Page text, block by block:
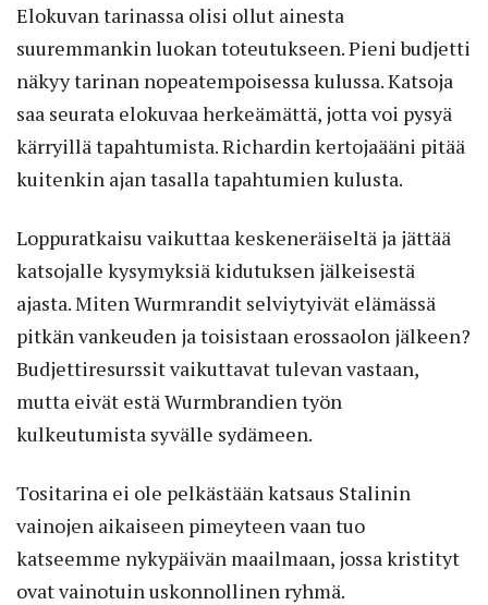
Elokuvan tarinassa olisi ollut ainesta
suuremmankin luokan toteutukseen. Pieni budjetti
näkyy tarinan nopeatempoisessa kulussa. Katsoja
saa seurata elokuvaa herkeämättä, jotta voi pysyä
kärryillä tapahtumista. Richardin kertojaääni pitää
kuitenkin ajan tasalla tapahtumien kulusta.
Loppuratkaisu vaikuttaa keskeneräiseltä ja jättää
katsojalle kysymyksiä kidutuksen jälkeisestä
ajasta. Miten Wurmrandit selviytyivät elämässä
pitkän vankeuden ja toisistaan erossaolon jälkeen?
Budjettiresurssit vaikuttavat tulevan vastaan,
mutta eivät estä Wurmbrandien työn
kulkeutumista syvälle sydämeen.
Tositarina ei ole pelkästään katsaus Stalinin
vainojen aikaiseen pimeyteen vaan tuo
katseemme nykypäivän maailmaan, jossa kristityt
ovat vainotuin uskonnollinen ryhmä.